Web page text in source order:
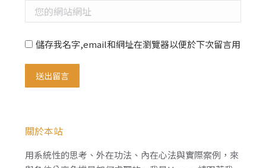
您的網站網址
儲存我名字,email和網址在瀏覽器以便於下次留言用
送出留言
關於本站
用系統性的思考、外在功法、內在心法與實際案例，來